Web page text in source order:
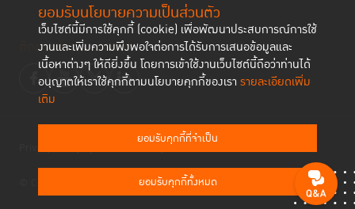
ยอมรับนโยบายความเป็นส่วนตัว
เว็บไซต์นี้มีการใช้คุกกี้ (cookie) เพื่อพัฒนาประสบการณ์การใช้
งานและเพิ่มความพึงพอใจต่อการได้รับการเสนอข้อมูลและ
เนื้อหาต่างๆ ให้ดียิ่งขึ้น โดยการเข้าใช้งานเว็บไซต์นี้ถือว่าท่านได้
อนุญาตให้เราใช้คุกกี้ตามนโยบายคุกกี้ของเรา รายละเอียดเพิ่ม
เติม
ยอมรับคุกกี้ที่จำเป็น
ยอมรับคุกกี้ทั้งหมด
ติดตามช่องทาง social
© Copyright 2023 Thailand Institute of Justice All Rights Reserved
Privacy Policy Cookies Policy